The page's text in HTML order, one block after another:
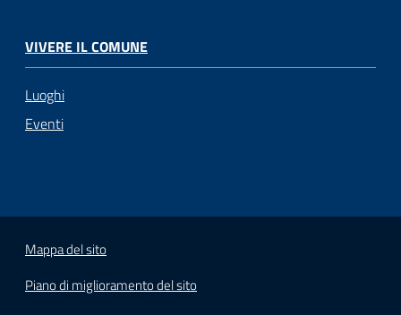
VIVERE IL COMUNE
Luoghi
Eventi
Mappa del sito
Piano di miglioramento del sito